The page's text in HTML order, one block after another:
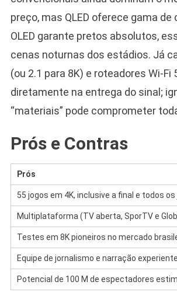
preço, mas QLED oferece gama de
OLED garante pretos absolutos,
cenas noturnas dos estádios. Já
(ou 2.1 para 8K) e roteadores Wi-
diretamente na entrega do sinal;
“materiais” pode comprometer
Prós e Contras
Prós
55 jogos em 4K, inclusive a final e todos os
Multiplataforma (TV aberta, SporTV e
Testes em 8K pioneiros no mercado
Equipe de jornalismo e narração experiente.
Potencial de 100 M de espectadores